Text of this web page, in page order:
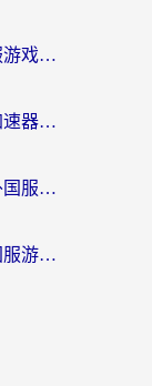
日本怎么玩君临传奇？海外党国服游戏加速避坑指南（附菲律宾欧洲玩家实测）
海外党必看：打穿越火线用什么加速器？解决延迟卡顿，还能玩奇妙拼图世界和第五人格
波兰怎么玩无悔华夏不卡顿？海外国服游戏加速器终极指南（附征途2萤火突击解决方案）
英国怎么玩叫我大掌柜？海外党国服游戏加速避坑指南（附实测推荐）